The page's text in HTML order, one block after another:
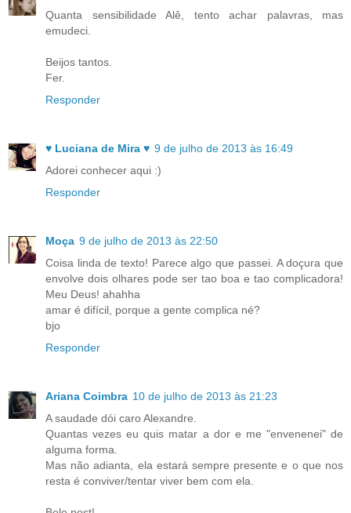
Quanta sensibilidade Alê, tento achar palavras, mas
emudeci.
Beijos tantos.
Fer.
Responder
♥ Luciana de Mira ♥ 9 de julho de 2013 às 16:49
Adorei conhecer aqui :)
Responder
Moça 9 de julho de 2013 às 22:50
Coisa linda de texto! Parece algo que passei. A doçura que
envolve dois olhares pode ser tao boa e tao complicadora!
Meu Deus! ahahha
amar é difícil, porque a gente complica né?
bjo
Responder
Ariana Coimbra 10 de julho de 2013 às 21:23
A saudade dói caro Alexandre.
Quantas vezes eu quis matar a dor e me "envenenei" de
alguma forma.
Mas não adianta, ela estará sempre presente e o que nos
resta é conviver/tentar viver bem com ela.